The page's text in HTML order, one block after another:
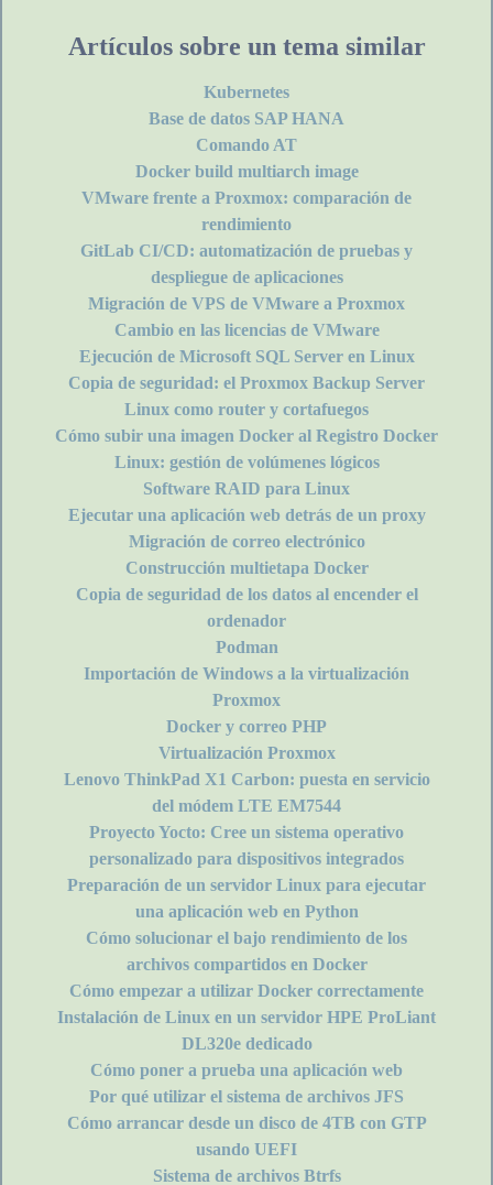
Artículos sobre un tema similar
Kubernetes
Base de datos SAP HANA
Comando AT
Docker build multiarch image
VMware frente a Proxmox: comparación de
rendimiento
GitLab CI/CD: automatización de pruebas y
despliegue de aplicaciones
Migración de VPS de VMware a Proxmox
Cambio en las licencias de VMware
Ejecución de Microsoft SQL Server en Linux
Copia de seguridad: el Proxmox Backup Server
Linux como router y cortafuegos
Cómo subir una imagen Docker al Registro Docker
Linux: gestión de volúmenes lógicos
Software RAID para Linux
Ejecutar una aplicación web detrás de un proxy
Migración de correo electrónico
Construcción multietapa Docker
Copia de seguridad de los datos al encender el
ordenador
Podman
Importación de Windows a la virtualización
Proxmox
Docker y correo PHP
Virtualización Proxmox
Lenovo ThinkPad X1 Carbon: puesta en servicio
del módem LTE EM7544
Proyecto Yocto: Cree un sistema operativo
personalizado para dispositivos integrados
Preparación de un servidor Linux para ejecutar
una aplicación web en Python
Cómo solucionar el bajo rendimiento de los
archivos compartidos en Docker
Cómo empezar a utilizar Docker correctamente
Instalación de Linux en un servidor HPE ProLiant
DL320e dedicado
Cómo poner a prueba una aplicación web
Por qué utilizar el sistema de archivos JFS
Cómo arrancar desde un disco de 4TB con GTP
usando UEFI
Sistema de archivos Btrfs